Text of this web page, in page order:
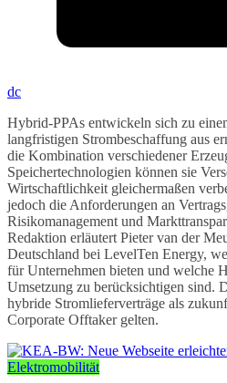
dc
Hybrid-PPAs entwickeln sich zu
langfristigen Strombeschaffung aus
die Kombination verschiedener
Speichertechnologien können sie
Wirtschaftlichkeit gleichermaßen
jedoch die Anforderungen an
Risikomanagement und
Redaktion erläutert Pieter van der
Deutschland bei LevelTen Energy,
für Unternehmen bieten und welche
Umsetzung zu berücksichtigen sind.
hybride Stromlieferverträge als
Corporate Offtaker gelten.
Elektromobilität